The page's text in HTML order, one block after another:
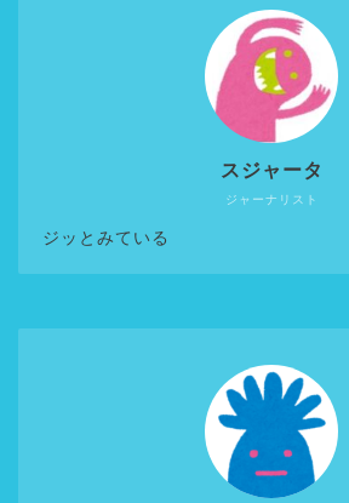
ジャーナリスト
スジャータ
ジッとみている